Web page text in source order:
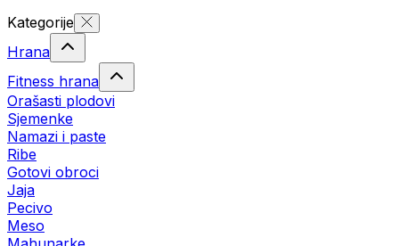
Kategorije
Hrana
Fitness hrana
Orašasti plodovi
Sjemenke
Namazi i paste
Ribe
Gotovi obroci
Jaja
Pecivo
Meso